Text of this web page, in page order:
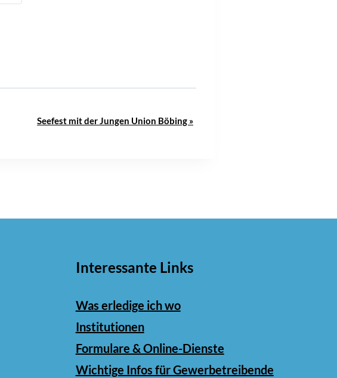
Seefest mit der Jungen Union Böbing »
Interessante Links
Was erledige ich wo
Institutionen
Formulare & Online-Dienste
Wichtige Infos für Gewerbetreibende